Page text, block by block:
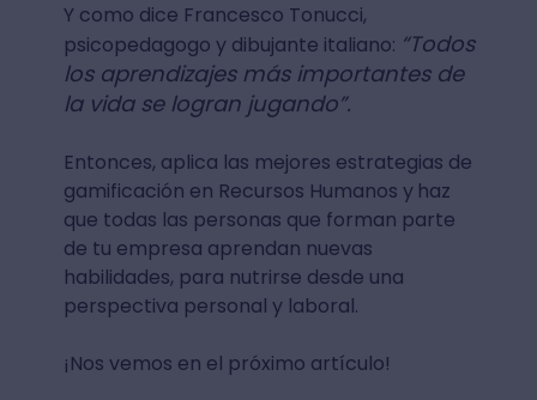
Y como dice Francesco Tonucci,
psicopedagogo y dibujante italiano: “Todos
los aprendizajes más importantes de
la vida se logran jugando”.
Entonces, aplica las mejores estrategias de
gamificación en Recursos Humanos y haz
que todas las personas que forman parte
de tu empresa aprendan nuevas
habilidades, para nutrirse desde una
perspectiva personal y laboral.
¡Nos vemos en el próximo artículo!